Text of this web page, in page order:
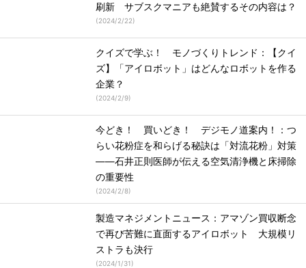
刷新 サブスクマニアも絶賛するその内容は？
(2024/2/22)
クイズで学ぶ！ モノづくりトレンド：【クイ
ズ】「アイロボット」はどんなロボットを作る
企業？
(2024/2/9)
今どき！ 買いどき！ デジモノ道案内！：つ
らい花粉症を和らげる秘訣は「対流花粉」対策
――石井正則医師が伝える空気清浄機と床掃除
の重要性
(2024/2/8)
製造マネジメントニュース：アマゾン買収断念
で再び苦難に直面するアイロボット 大規模リ
ストラも決行
(2024/1/31)